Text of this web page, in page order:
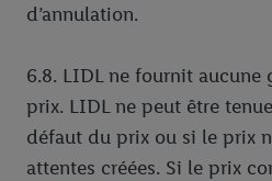
d’annulation.
6.8. LIDL ne fournit aucune
prix. LIDL ne peut être
défaut du prix ou si le prix
attentes créées. Si le prix